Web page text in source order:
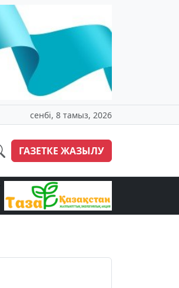
сенбі, 8 тамыз, 2026
ГАЗЕТКЕ ЖАЗЫЛУ